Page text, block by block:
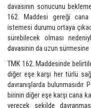
davasının sonucunu
162. Maddesi gereği
istemesi durumu ortaya
sürebilecek olması
davasının da uzun
TMK 162. Maddesinde
diğer eşe karşı her türlü
davranışlarda
birinin diğer eşe karşı cana
verecek şekilde